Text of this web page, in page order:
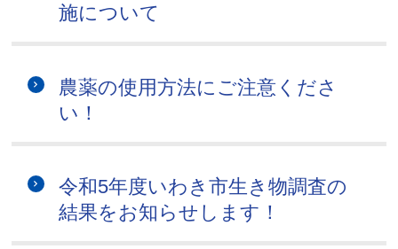
施について
農薬の使用方法にご注意くださ
い！
令和5年度いわき市生き物調査の
結果をお知らせします！